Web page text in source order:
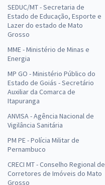
SEDUC/MT - Secretaria de
Estado de Educação, Esporte e
Lazer do estado de Mato
Grosso
MME - Ministério de Minas e
Energia
MP GO - Ministério Público do
Estado de Goiás - Secretário
Auxiliar da Comarca de
Itapuranga
ANVISA - Agência Nacional de
Vigilância Sanitária
PM PE - Polícia Militar de
Pernambuco
CRECI MT - Conselho Regional de
Corretores de Imóveis do Mato
Grosso